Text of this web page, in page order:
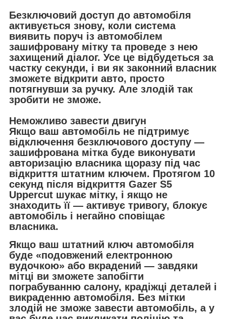
Безключовий доступ до автомобіля
активується знову, коли система
виявить поруч із автомобілем
зашифровану мітку та проведе з нею
захищений діалог. Усе це відбудеться за
частку секунди, і ви як законний власник
зможете відкрити авто, просто
потягнувши за ручку. Але злодій так
зробити не зможе.
Неможливо завести двигун
Якщо ваш автомобіль не підтримує
відключення безключового доступу —
зашифрована мітка буде виконувати
авторизацію власника щоразу під час
відкриття штатним ключем. Протягом 10
секунд після відкриття Gazer S5
Uppercut шукає мітку, і якщо не
знаходить її — активує тривогу, блокує
автомобіль і негайно сповіщає
власника.
Якщо ваш штатний ключ автомобіля
буде «подовжений електронною
вудочкою» або вкрадений — завдяки
мітці ви зможете запобігти
пограбуванню салону, крадіжці деталей і
викраденню автомобіля. Без мітки
злодій не зможе завести автомобіль, а у